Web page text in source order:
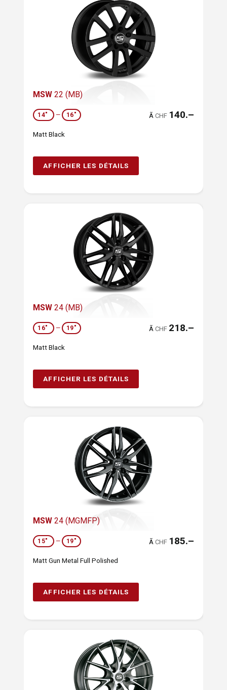
MSW 22 (MB)
14" — 16" ÃCHF 140.–
Matt Black
AFFICHER LES DÉTAILS
MSW 24 (MB)
16" — 19" ÃCHF 218.–
Matt Black
AFFICHER LES DÉTAILS
MSW 24 (MGMFP)
15" — 19" ÃCHF 185.–
Matt Gun Metal Full Polished
AFFICHER LES DÉTAILS